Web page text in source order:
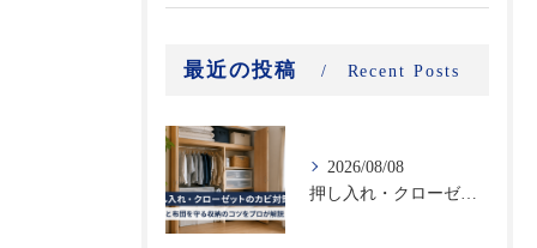
最近の投稿 Recent Posts
2026/08/08
押し入れ・クローゼットのカビ対策｜衣類と布団を守る収納のコツをプロが解説